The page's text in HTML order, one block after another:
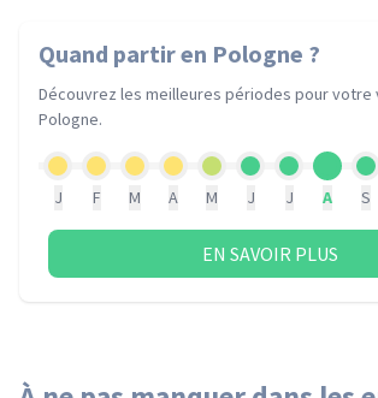
Quand partiren Pologne ?
Découvrez les meilleures périodes pour votre
Pologne.
J F M A M J J A S
EN SAVOIR PLUS